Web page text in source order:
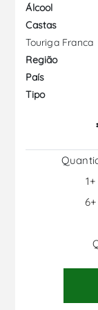
Álcool
Castas
Touriga Franca
Região
País
Tipo
1+
6+